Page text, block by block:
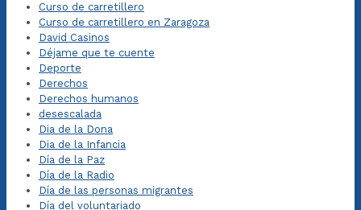
Curso de carretillero
Curso de carretillero en Zaragoza
David Casinos
Déjame que te cuente
Deporte
Derechos
Derechos humanos
desescalada
Dia de la Dona
Dia de la Infancia
Día de la Paz
Día de la Radio
Día de las personas migrantes
Día del voluntariado